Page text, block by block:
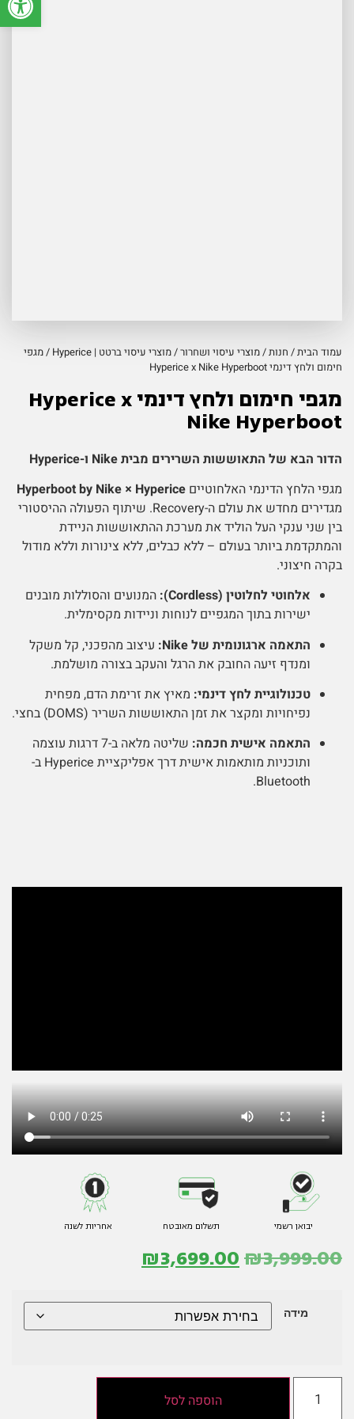
עמוד הבית/ חנות/מוצרי עיסוי ושחרור/מוצרי עיסוי ברטט | Hyperice
/ מגפי
חימום ולחץ דינמי Hyperice x Nike Hyperboot
מגפי חימום ולחץ דינמי Hyperice x
Nike Hyperboot
הדור הבא של התאוששות השרירים מבית Nike ו-Hyperice
מגפי הלחץ הדינמי האלחוטיים Hyperboot by Nike × Hyperice
מגדירים מחדש את עולם ה-Recovery. שיתוף הפעולה ההיסטורי
בין שני ענקי העל הוליד את מערכת ההתאוששות הניידת
והמתקדמת ביותר בעולם – ללא כבלים, ללא צינורות וללא מודול
בקרה חיצוני.
אלחוטי לחלוטין (Cordless):
המנועים והסוללות מובנים
ישירות בתוך המגפיים לנוחות וניידות מקסימלית.
התאמה ארגונומית של Nike:
עיצוב מהפכני, קל משקל
ומנדף זיעה החובק את הרגל והעקב בצורה מושלמת.
טכנולוגיית לחץ דינמי: מאיץ את זרימת הדם, מפחית
נפיחויות ומקצר את זמן התאוששות השריר (DOMS) בחצי.
התאמה אישית חכמה:
שליטה מלאה ב-7 דרגות עוצמה
ותוכניות מותאמות אישית דרך אפליקציית Hyperice ב-
Bluetooth.
יבואן רשמי תשלום מאובטח אחריות לשנה
₪3,999.00
₪3,699.00
מידה
הוספה לסל